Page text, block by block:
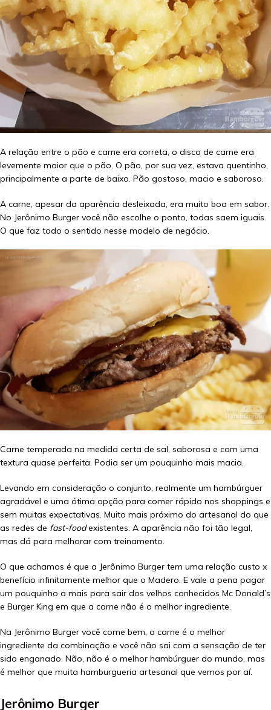
A relação entre o pão e carne era correta, o disco de carne era
levemente maior que o pão. O pão, por sua vez, estava quentinho,
principalmente a parte de baixo. Pão gostoso, macio e saboroso.
A carne, apesar da aparência desleixada, era muito boa em sabor.
No Jerônimo Burger você não escolhe o ponto, todas saem iguais.
O que faz todo o sentido nesse modelo de negócio.
Carne temperada na medida certa de sal, saborosa e com uma
textura quase perfeita. Podia ser um pouquinho mais macia.
Levando em consideração o conjunto, realmente um hambúrguer
agradável e uma ótima opção para comer rápido nos shoppings e
sem muitas expectativas. Muito mais próximo do artesanal do que
as redes de fast-foodexistentes. A aparência não foi tão legal,
mas dá para melhorar com treinamento.
O que achamos é que a Jerônimo Burger tem uma relação custo x
benefício infinitamente melhor que o Madero. E vale a pena pagar
um pouquinho a mais para sair dos velhos conhecidos Mc Donald’s
e Burger King em que a carne não é o melhor ingrediente.
Na Jerônimo Burger você come bem, a carne é o melhor
ingrediente da combinação e você não sai com a sensação de ter
sido enganado. Não, não é o melhor hambúrguer do mundo, mas
é melhor que muita hamburgueria artesanal que vemos por aí.
Jerônimo Burger